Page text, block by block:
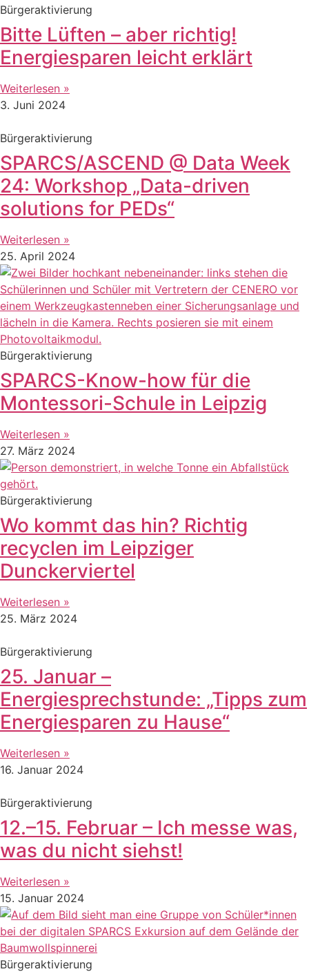
Bürgeraktivierung
Bitte Lüften – aber richtig!
Energiesparen leicht erklärt
Weiterlesen »
3. Juni 2024
Bürgeraktivierung
SPARCS/ASCEND @ Data Week
24: Workshop „Data-driven
solutions for PEDs“
Weiterlesen »
25. April 2024
Bürgeraktivierung
SPARCS-Know-how für die
Montessori-Schule in Leipzig
Weiterlesen »
27. März 2024
Bürgeraktivierung
Wo kommt das hin? Richtig
recyclen im Leipziger
Dunckerviertel
Weiterlesen »
25. März 2024
Bürgeraktivierung
25. Januar –
Energiesprechstunde: „Tipps zum
Energiesparen zu Hause“
Weiterlesen »
16. Januar 2024
Bürgeraktivierung
12.–15. Februar – Ich messe was,
was du nicht siehst!
Weiterlesen »
15. Januar 2024
Bürgeraktivierung